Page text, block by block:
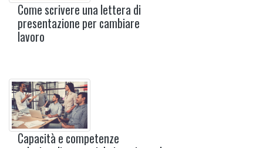
Come scrivere una lettera di
presentazione per cambiare
lavoro
Capacità e competenze